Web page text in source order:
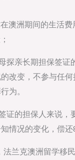
澳洲期间的生活费
探亲长期担保签
改变，不参与任
为。
证的担保人来说
情况的变化，偿
兰克澳洲留学移